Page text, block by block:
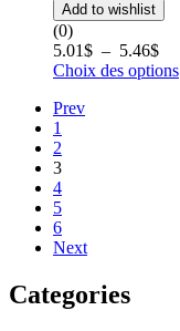
Add to wishlist
(0)
5.01$ – 5.46$
Choix des options
Prev
1
2
3
4
5
6
Next
Categories